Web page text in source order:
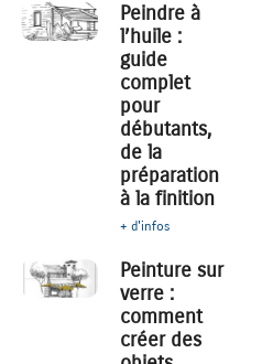
Peindre à
l’huile :
guide
complet
pour
débutants,
de la
préparation
à la finition
+ d'infos
Peinture sur
verre :
comment
créer des